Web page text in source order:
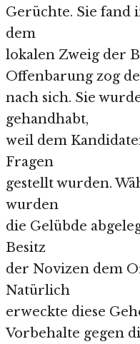
Gerüchte. Sie fand
dem
lokalen Zweig der
Offenbarung zog
nach sich. Sie
gehandhabt,
weil dem
Fragen
gestellt wurden.
wurden
die Gelübde
Besitz
der Novizen dem
Natürlich
erweckte diese
Vorbehalte gegen